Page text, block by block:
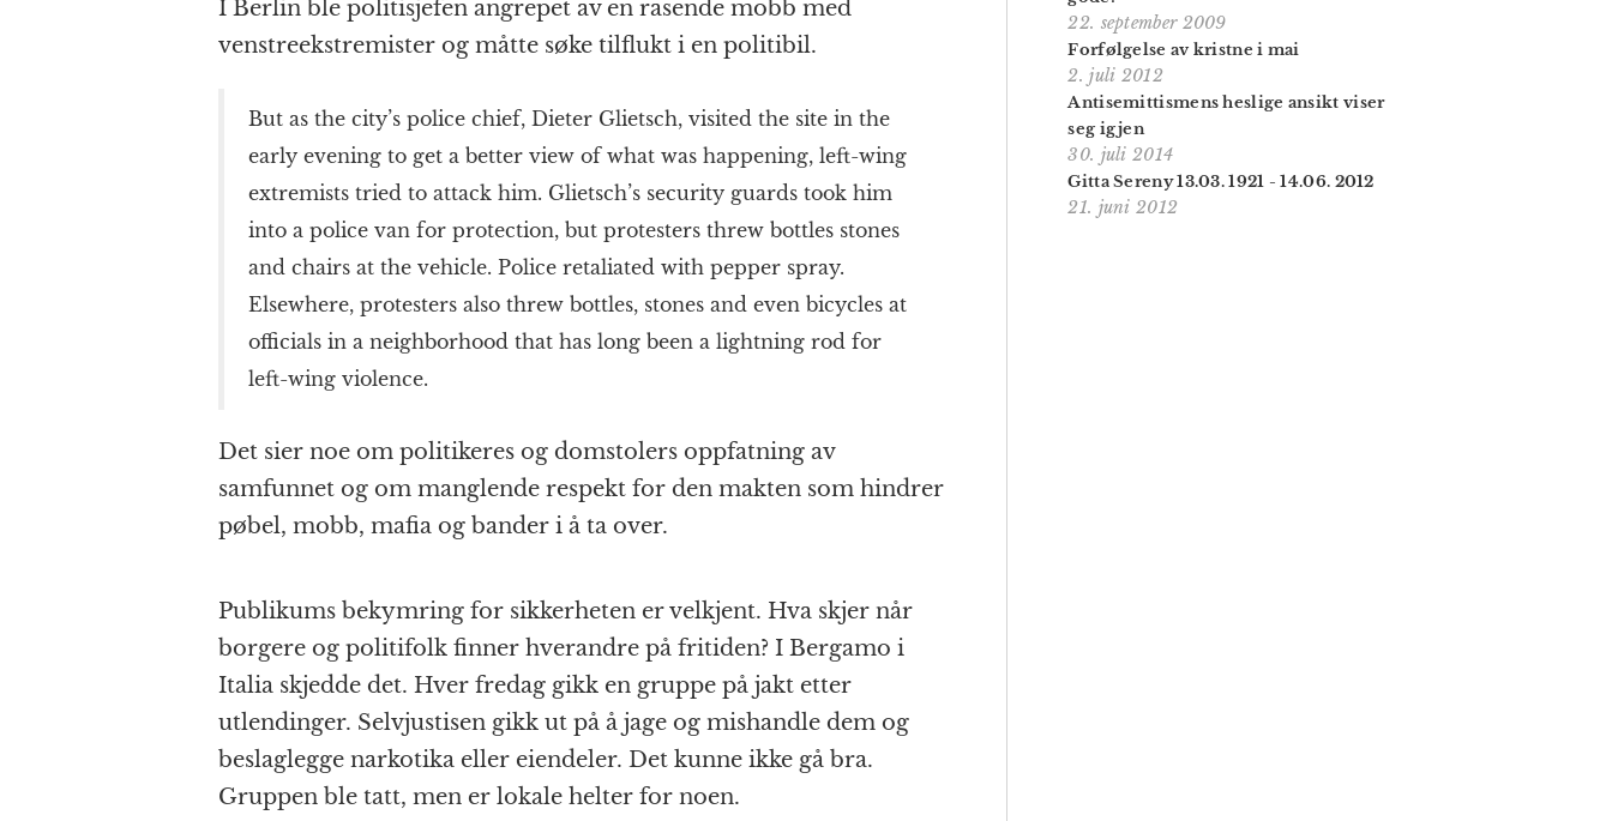
I Berlin ble politisjefen angrepet av en rasende mobb med
venstreekstremister og måtte søke tilflukt i en politibil.
But as the city’s police chief, Dieter Glietsch, visited the site in the
early evening to get a better view of what was happening, left-wing
extremists tried to attack him. Glietsch’s security guards took him
into a police van for protection, but protesters threw bottles stones
and chairs at the vehicle. Police retaliated with pepper spray.
Elsewhere, protesters also threw bottles, stones and even bicycles at
officials in a neighborhood that has long been a lightning rod for
left-wing violence.
Det sier noe om politikeres og domstolers oppfatning av
samfunnet og om manglende respekt for den makten som hindrer
pøbel, mobb, mafia og bander i å ta over.
Publikums bekymring for sikkerheten er velkjent. Hva skjer når
borgere og politifolk finner hverandre på fritiden? I Bergamo i
Italia skjedde det. Hver fredag gikk en gruppe på jakt etter
utlendinger. Selvjustisen gikk ut på å jage og mishandle dem og
beslaglegge narkotika eller eiendeler. Det kunne ikke gå bra.
Gruppen ble tatt, men er lokale helter for noen.
22. september 2009
Forfølgelse av kristne i mai
2. juli 2012
Antisemittismens heslige ansikt viser
seg igjen
30. juli 2014
Gitta Sereny 13.03. 1921 - 14.06. 2012
21. juni 2012